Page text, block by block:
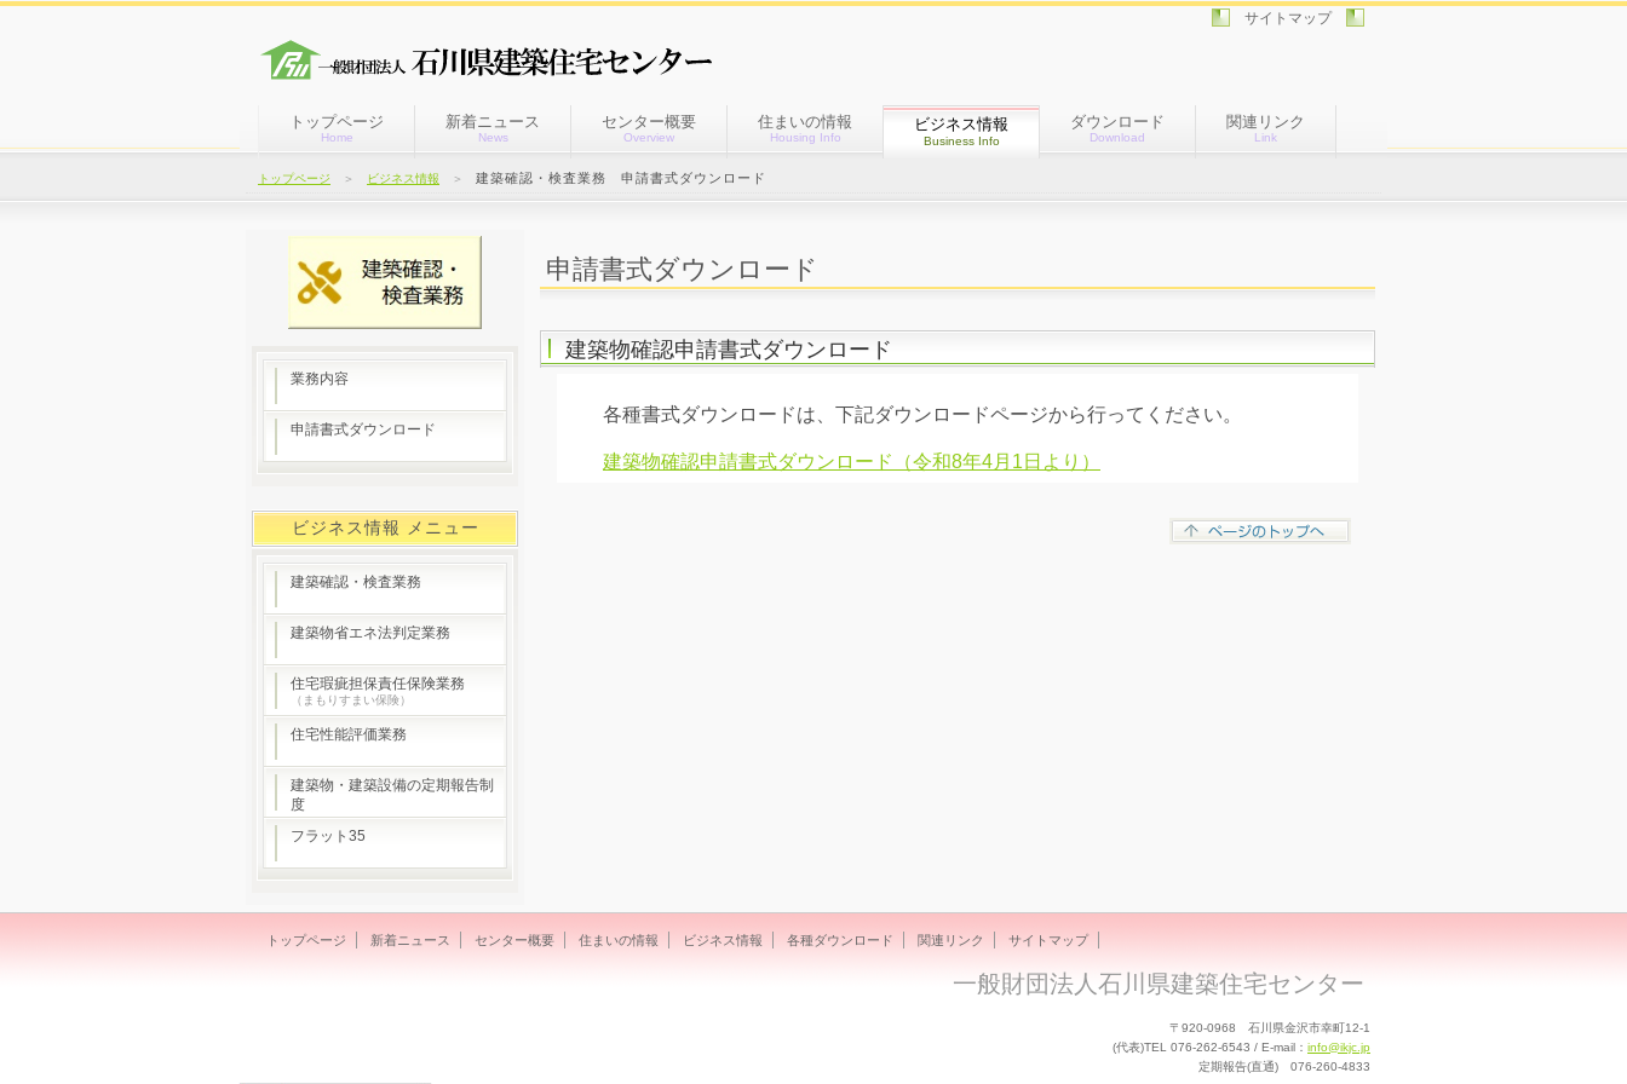
サイトマップ
トップページ
Home
新着ニュース
News
センター概要
Overview
住まいの情報
Housing Info
ビジネス情報
Business Info
ダウンロード
Download
関連リンク
Link
トップページ ＞ ビジネス情報 ＞ 建築確認・検査業務 申請書式ダウンロード
申請書式ダウンロード
建築物確認申請書式ダウンロード
各種書式ダウンロードは、下記ダウンロードページから行ってください。
建築物確認申請書式ダウンロード（令和8年4月1日より）
業務内容
申請書式ダウンロード
ビジネス情報 メニュー
建築確認・検査業務
建築物省エネ法判定業務
住宅瑕疵担保責任保険業務
（まもりすまい保険）
住宅性能評価業務
建築物・建築設備の定期報告制
度
フラット35
トップページ 新着ニュース センター概要 住まいの情報 ビジネス情報 各種ダウンロード 関連リンク サイトマップ
一般財団法人石川県建築住宅センター
〒920-0968 石川県金沢市幸町12-1
(代表)TEL 076-262-6543 / E-mail： info@ikjc.jp
定期報告(直通) 076-260-4833